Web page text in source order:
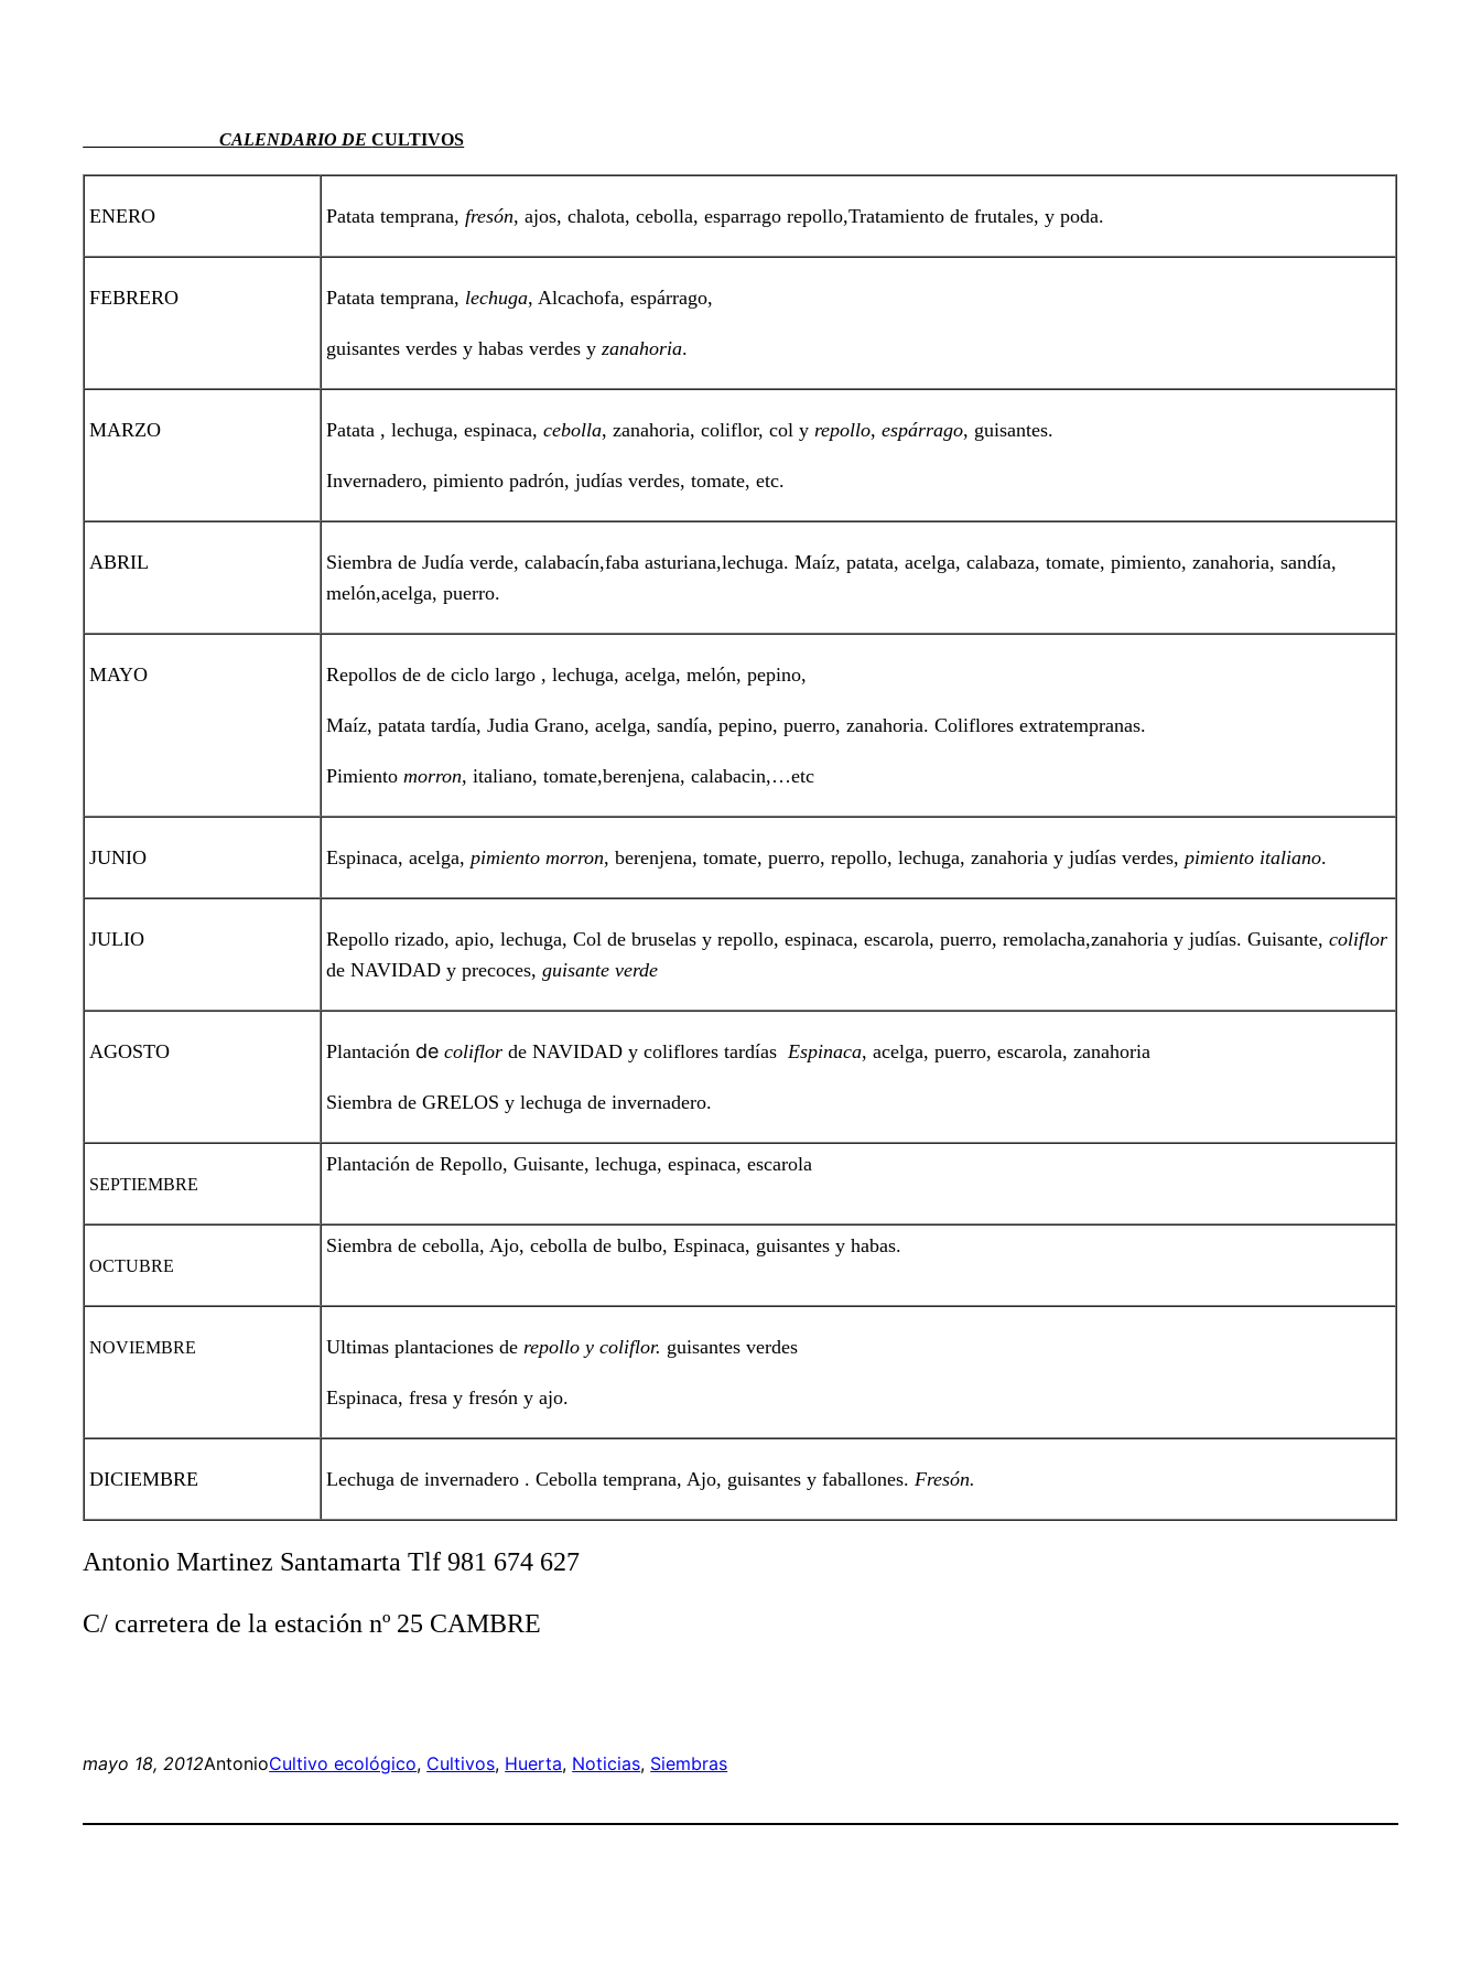
CALENDARIO DECULTIVOS
ENERO Patata temprana, fresón, ajos, chalota, cebolla, esparrago repollo,Tratamiento de frutales, y poda.
FEBRERO Patata temprana, lechuga, Alcachofa, espárrago,
guisantes verdes y habas verdes y zanahoria.
MARZO Patata , lechuga, espinaca,cebolla, zanahoria, coliflor, col yrepollo, espárrago, guisantes.
Invernadero, pimiento padrón, judías verdes, tomate, etc.
ABRIL Siembra de Judía verde, calabacín,faba asturiana,lechuga.Maíz, patata, acelga, calabaza, tomate, pimiento, zanahoria, sandía,
melón,acelga, puerro.
MAYO Repollos de de ciclo largo , lechuga, acelga, melón, pepino,
Maíz, patata tardía, Judia Grano, acelga, sandía, pepino, puerro, zanahoria. Coliflores extratempranas.
Pimientomorron, italiano, tomate,berenjena, calabacin,…etc
JUNIO Espinaca, acelga,pimiento morron, berenjena, tomate, puerro, repollo, lechuga, zanahoria y judías verdes, pimiento italiano.
JULIO Repollo rizado, apio, lechuga, Col de bruselas y repollo, espinaca, escarola, puerro, remolacha,zanahoria y judías. Guisante,coliflor
de NAVIDAD y precoces, guisante verde
AGOSTO Plantación decoliflor de NAVIDAD y coliflores tardíasEspinaca, acelga, puerro, escarola, zanahoria
Siembra de GRELOS y lechuga de invernadero.
SEPTIEMBRE
Plantación de Repollo, Guisante, lechuga, espinaca, escarola
OCTUBRE
Siembra de cebolla, Ajo, cebolla de bulbo, Espinaca, guisantes y habas.
NOVIEMBRE Ultimas plantaciones derepollo y coliflor. guisantes verdes
Espinaca, fresa y fresón y ajo.
DICIEMBRE Lechuga de invernadero . Cebolla temprana, Ajo, guisantes y faballones. Fresón.
Antonio Martinez Santamarta Tlf 981 674 627
C/ carretera de la estación nº 25 CAMBRE
mayo 18, 2012AntonioCultivo ecológico, Cultivos, Huerta, Noticias, Siembras